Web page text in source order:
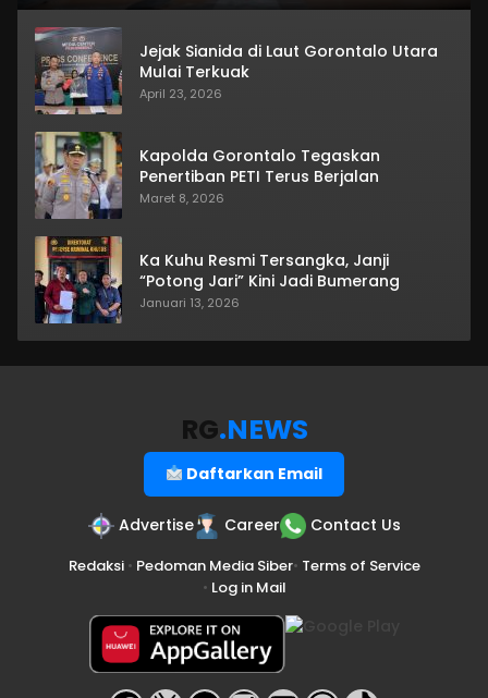
Jejak Sianida di Laut Gorontalo Utara
Mulai Terkuak
April 23, 2026
Kapolda Gorontalo Tegaskan
Penertiban PETI Terus Berjalan
Maret 8, 2026
Ka Kuhu Resmi Tersangka, Janji
“Potong Jari” Kini Jadi Bumerang
Januari 13, 2026
RG.NEWS
Daftarkan Email
Advertise Career Contact Us
Redaksi• Pedoman Media Siber• Terms of Service
• Log in Mail